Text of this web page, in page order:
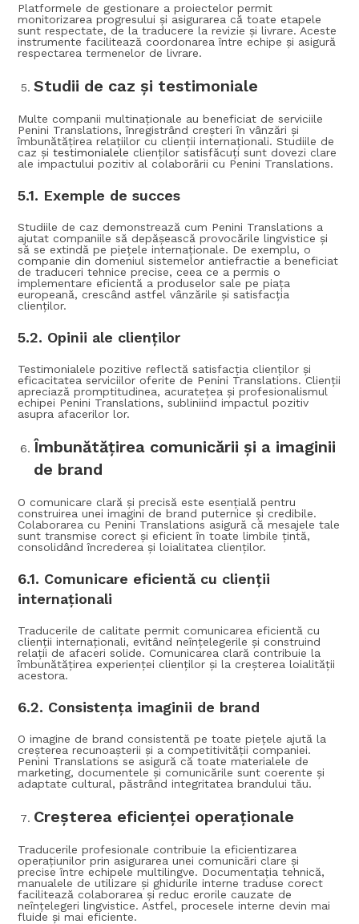
Platformele de gestionare a proiectelor permit
monitorizarea progresului și asigurarea că toate etapele
sunt respectate, de la traducere la revizie și livrare. Aceste
instrumente facilitează coordonarea între echipe și asigură
respectarea termenelor de livrare.
Studii de caz și testimoniale
Multe companii multinaționale au beneficiat de serviciile
Penini Translations, înregistrând creșteri în vânzări și
îmbunătățirea relațiilor cu clienții internaționali. Studiile de
caz șitestimonialele clienților satisfăcuți sunt dovezi clare
ale impactului pozitiv al colaborării cu Penini Translations.
5.1. Exemple de succes
Studiile de caz demonstrează cum Penini Translations a
ajutat companiile să depășească provocările lingvistice și
să se extindă pe piețele internaționale. De exemplu, o
companie din domeniul sistemelor antiefractie a beneficiat
de traduceri tehnice precise, ceea ce a permis o
implementare eficientă a produselor sale pe piața
europeană, crescând astfel vânzările și satisfacția
clienților.
5.2. Opinii ale clienților
Testimonialele pozitive reflectă satisfacția clienților și
eficacitatea serviciilor oferite de Penini Translations. Clienții
apreciază promptitudinea, acuratețea și profesionalismul
echipei Penini Translations, subliniind impactul pozitiv
asupra afacerilor lor.
Îmbunătățirea comunicării și a imaginii
de brand
O comunicare clară și precisă este esențială pentru
construirea unei imagini de brand puternice și credibile.
Colaborarea cu Penini Translations asigură că mesajele tale
sunt transmise corect și eficient în toate limbile țintă,
consolidând încrederea și loialitatea clienților.
6.1. Comunicare eficientă cu clienții
internaționali
Traducerile de calitate permit comunicarea eficientă cu
clienții internaționali, evitând neînțelegerile și construind
relații de afaceri solide. Comunicarea clară contribuie la
îmbunătățirea experienței clienților și la creșterea loialității
acestora.
6.2. Consistența imaginii de brand
O imagine de brand consistentă pe toate piețele ajută la
creșterea recunoașterii și a competitivității companiei.
Penini Translations se asigură că toate materialele de
marketing, documentele și comunicările sunt coerente și
adaptate cultural, păstrând integritatea brandului tău.
Creșterea eficienței operaționale
Traducerile profesionale contribuie la eficientizarea
operațiunilor prin asigurarea unei comunicări clare și
precise între echipele multilingve. Documentația tehnică,
manualele de utilizare și ghidurile interne traduse corect
facilitează colaborarea și reduc erorile cauzate de
neînțelegeri lingvistice. Astfel, procesele interne devin mai
fluide și mai eficiente.